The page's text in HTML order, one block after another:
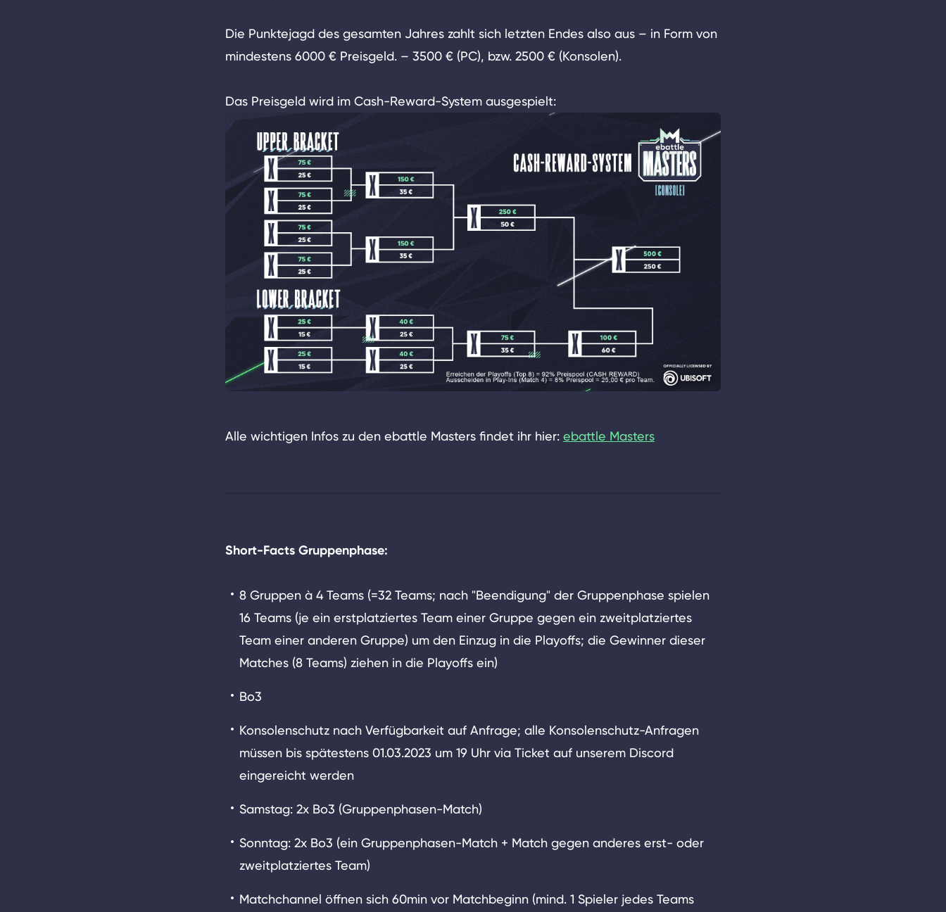
Die Punktejagd des gesamten Jahres zahlt sich letzten Endes also aus – in Form von
mindestens 6000 € Preisgeld. – 3500 € (PC), bzw. 2500 € (Konsolen).
Das Preisgeld wird im Cash-Reward-System ausgespielt:
Alle wichtigen Infos zu den ebattle Masters findet ihr hier: ebattle Masters
Short-Facts Gruppenphase:
8 Gruppen à 4 Teams (=32 Teams; nach "Beendigung" der Gruppenphase spielen
16 Teams (je ein erstplatziertes Team einer Gruppe gegen ein zweitplatziertes
Team einer anderen Gruppe) um den Einzug in die Playoffs; die Gewinner dieser
Matches (8 Teams) ziehen in die Playoffs ein)
Bo3
Konsolenschutz nach Verfügbarkeit auf Anfrage; alle Konsolenschutz-Anfragen
müssen bis spätestens 01.03.2023 um 19 Uhr via Ticket auf unserem Discord
eingereicht werden
Samstag: 2x Bo3 (Gruppenphasen-Match)
Sonntag: 2x Bo3 (ein Gruppenphasen-Match + Match gegen anderes erst- oder
zweitplatziertes Team)
Matchchannel öffnen sich 60min vor Matchbeginn (mind. 1 Spieler jedes Teams